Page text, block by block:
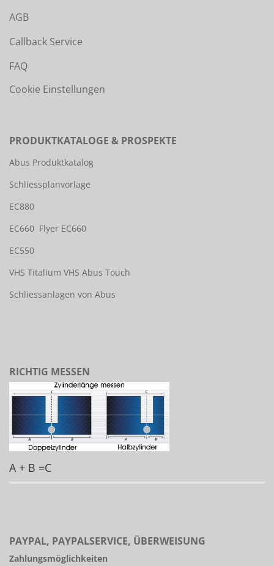
AGB
Callback Service
FAQ
Cookie Einstellungen
PRODUKTKATALOGE & PROSPEKTE
Abus Produktkatalog
Schliessplanvorlage
EC880
EC660 Flyer EC660
EC550
VHS Titalium VHS Abus Touch
Schliessanlagen von Abus
RICHTIG MESSEN
A + B =C
PAYPAL, PAYPALSERVICE, ÜBERWEISUNG
Zahlungsmöglichkeiten